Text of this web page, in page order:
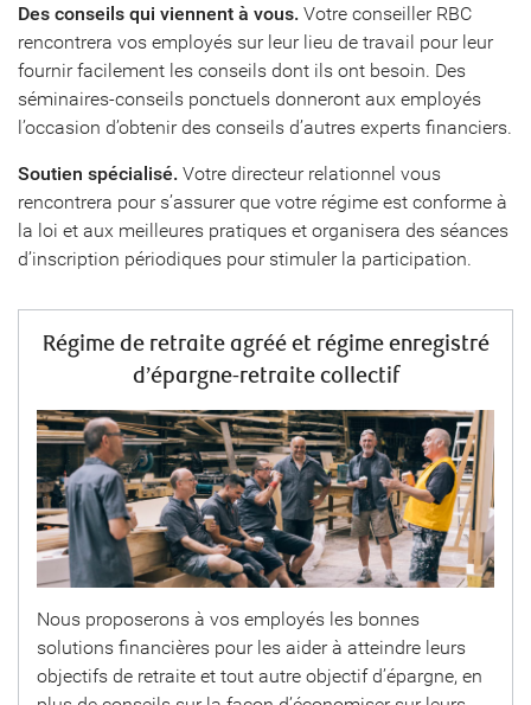
Des conseils qui viennent à vous. Votre conseiller RBC
rencontrera vos employés sur leur lieu de travail pour leur
fournir facilement les conseils dont ils ont besoin. Des
séminaires-conseils ponctuels donneront aux employés
l’occasion d’obtenir des conseils d’autres experts financiers.
Soutien spécialisé. Votre directeur relationnel vous
rencontrera pour s’assurer que votre régime est conforme à
la loi et aux meilleures pratiques et organisera des séances
d’inscription périodiques pour stimuler la participation.
Régime de retraite agréé et régime enregistré
d’épargne-retraite collectif
Nous proposerons à vos employés les bonnes
solutions financières pour les aider à atteindre leurs
objectifs de retraite et tout autre objectif d’épargne, en